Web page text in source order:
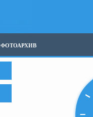
ФОТОАРХИВ